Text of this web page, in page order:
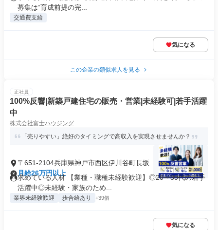
募集は“育成前提の完...
交通費支給
気になる
この企業の類似求人を見る
正社員
100%反響|新築戸建住宅の販売・営業|未経験可|若手活躍
中
株式会社富士ハウジング
「売りやすい」絶好のタイミングで高収入を実現させませんか？
〒651-2104兵庫県神戸市西区伊川谷町長坂
月給26万円以上
求めている人材 【業種・職種未経験歓迎】◎20～30代の若手
活躍中◎未経験・家族のため...
業界未経験歓迎 歩合給あり +39個
気になる